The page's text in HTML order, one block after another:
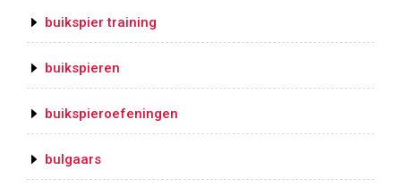
buikspier training
buikspieren
buikspieroefeningen
bulgaars